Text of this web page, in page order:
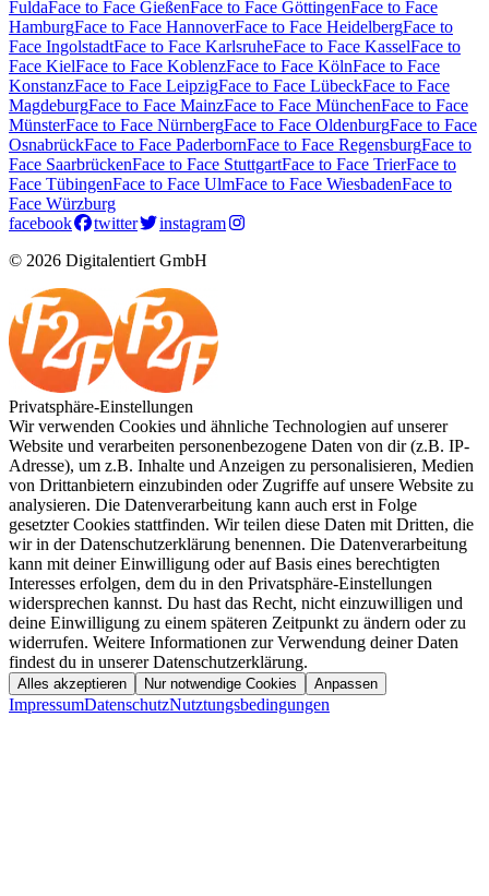
FuldaFace to Face GießenFace to Face GöttingenFace to Face
HamburgFace to Face HannoverFace to Face HeidelbergFace to
Face IngolstadtFace to Face KarlsruheFace to Face KasselFace to
Face KielFace to Face KoblenzFace to Face KölnFace to Face
KonstanzFace to Face LeipzigFace to Face LübeckFace to Face
MagdeburgFace to Face MainzFace to Face MünchenFace to Face
MünsterFace to Face NürnbergFace to Face OldenburgFace to Face
OsnabrückFace to Face PaderbornFace to Face RegensburgFace to
Face SaarbrückenFace to Face StuttgartFace to Face TrierFace to
Face TübingenFace to Face UlmFace to Face WiesbadenFace to
Face Würzburg
facebook
twitter
instagram
© 2026 Digitalentiert GmbH
Privatsphäre-Einstellungen
Wir verwenden Cookies und ähnliche Technologien auf unserer
Website und verarbeiten personenbezogene Daten von dir (z.B. IP-
Adresse), um z.B. Inhalte und Anzeigen zu personalisieren, Medien
von Drittanbietern einzubinden oder Zugriffe auf unsere Website zu
analysieren. Die Datenverarbeitung kann auch erst in Folge
gesetzter Cookies stattfinden. Wir teilen diese Daten mit Dritten, die
wir in der Datenschutzerklärung benennen. Die Datenverarbeitung
kann mit deiner Einwilligung oder auf Basis eines berechtigten
Interesses erfolgen, dem du in den Privatsphäre-Einstellungen
widersprechen kannst. Du hast das Recht, nicht einzuwilligen und
deine Einwilligung zu einem späteren Zeitpunkt zu ändern oder zu
widerrufen. Weitere Informationen zur Verwendung deiner Daten
findest du in unserer Datenschutzerklärung.
Alles akzeptieren Nur notwendige Cookies Anpassen
ImpressumDatenschutzNutztungsbedingungen